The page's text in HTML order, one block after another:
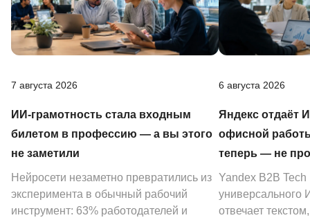
7 августа 2026
ИИ-грамотность стала входным
билетом в профессию — а вы этого
не заметили
Нейросети незаметно превратились из
эксперимента в обычный рабочий
инструмент: 63% работодателей и
6 августа 2026
Яндекс отдаёт
офисной
теперь — не
Yandex B2B Tech
универсального
отвечает